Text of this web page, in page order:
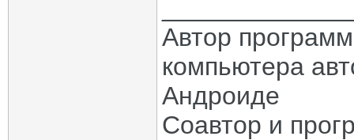
Автор
компьютера
Андроиде
Соавтор и